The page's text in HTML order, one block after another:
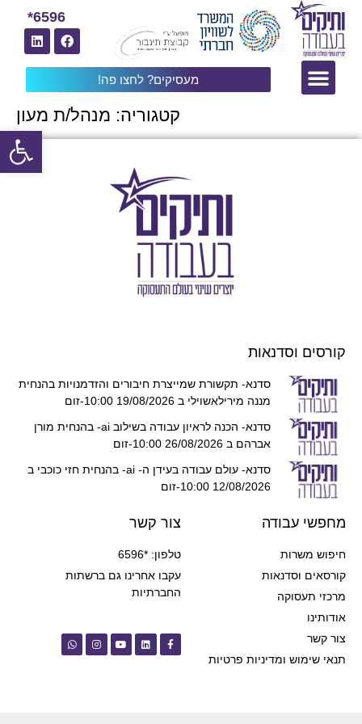
מעסיקים? לחצו פה!
6596*
קטגוריה: מנהל/ת מעון
קורסים וסדנאות
סדנא- תקשורת שמייצרת חיבורים והזדמנויות בהנחית
מננה מירילאשוילי ב 19/08/2026 10:00-זום
סדנא- הכנה לראיון עבודה בשילוב ai- בהנחית מורן
אברהם ב 26/08/2026 10:00-זום
סדנא- עולם עבודה בעידן ה- ai- בהנחית חזי כוכבי ב
12/08/2026 10:00-זום
מחפשי עבודה
חיפוש משרות
קורסאים וסדנאות
מרכזי תעסוקה
אודותינו
צור קשר
תנאי שימוש ומדיניות פרטיות
צור קשר
טלפון: *6596
עקבו אחרינו גם ברשתות
החברתיות